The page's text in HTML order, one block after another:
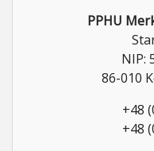
PPHU
NIP:
86-010
+48
+48